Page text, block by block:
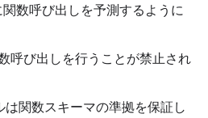
数呼び出しを予測するように
呼び出しを行うことが禁止され
は関数スキーマの準拠を保証し